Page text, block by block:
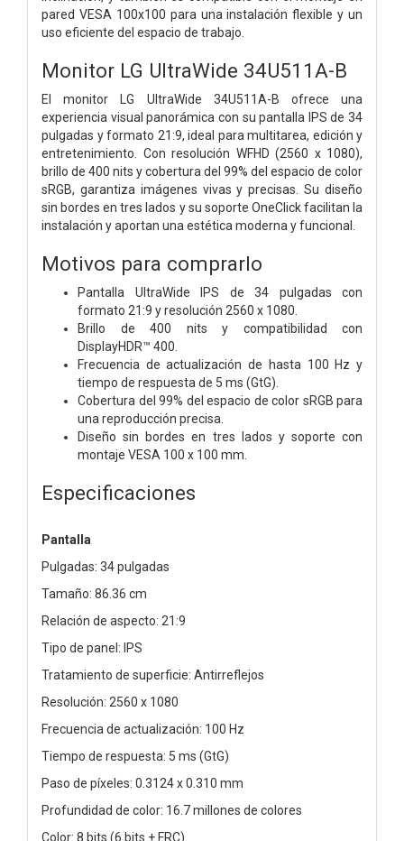
pared VESA 100x100 para una instalación flexible y un
uso eficiente del espacio de trabajo.
Monitor LG UltraWide 34U511A-B
El monitor LG UltraWide 34U511A-B ofrece una
experiencia visual panorámica con su pantalla IPS de 34
pulgadas y formato 21:9, ideal para multitarea, edición y
entretenimiento. Con resolución WFHD (2560 x 1080),
brillo de 400 nits y cobertura del 99% del espacio de color
sRGB, garantiza imágenes vivas y precisas. Su diseño
sin bordes en tres lados y su soporte OneClick facilitan la
instalación y aportan una estética moderna y funcional.
Motivos para comprarlo
Pantalla UltraWide IPS de 34 pulgadas con
formato 21:9 y resolución 2560 x 1080.
Brillo de 400 nits y compatibilidad con
DisplayHDR™ 400.
Frecuencia de actualización de hasta 100 Hz y
tiempo de respuesta de 5 ms (GtG).
Cobertura del 99% del espacio de color sRGB para
una reproducción precisa.
Diseño sin bordes en tres lados y soporte con
montaje VESA 100 x 100 mm.
Especificaciones
Pantalla
Pulgadas: 34 pulgadas
Tamaño: 86.36 cm
Relación de aspecto: 21:9
Tipo de panel: IPS
Tratamiento de superficie: Antirreflejos
Resolución: 2560 x 1080
Frecuencia de actualización: 100 Hz
Tiempo de respuesta: 5 ms (GtG)
Paso de píxeles: 0.3124 x 0.310 mm
Profundidad de color: 16.7 millones de colores
Color: 8 bits (6 bits + FRC)